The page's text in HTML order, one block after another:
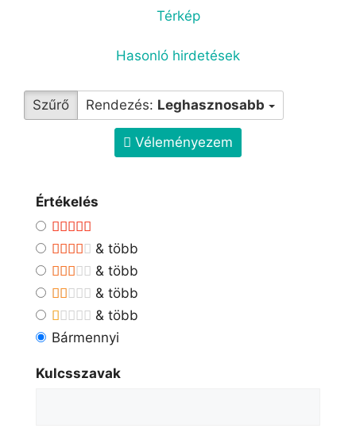
Térkép
Hasonló hirdetések
Szűrő Rendezés: Leghasznosabb
Véleményezem
Értékelés
& több
& több
& több
& több
Bármennyi
Kulcsszavak